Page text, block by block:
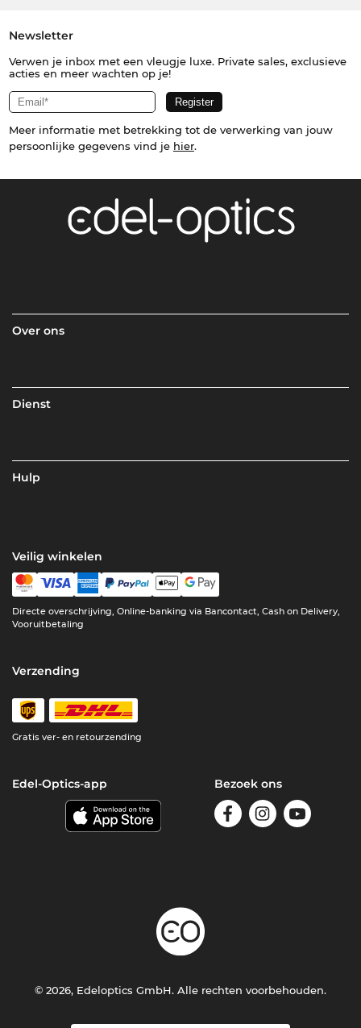
Newsletter
Verwen je inbox met een vleugje luxe. Private sales, exclusieve
acties en meer wachten op je!
Meer informatie met betrekking tot de verwerking van jouw
persoonlijke gegevens vind je hier.
Over ons
Dienst
Hulp
Veilig winkelen
Directe overschrijving, Online-banking via Bancontact, Cash on Delivery,
Vooruitbetaling
Verzending
Gratis ver- en retourzending
Edel-Optics-app Bezoek ons
© 2026, Edeloptics GmbH. Alle rechten voorbehouden.